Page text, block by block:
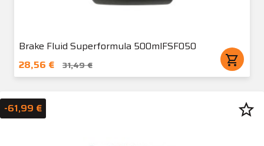
Brake Fluid Superformula 500mlFSF050
28,56 €
31,49 € shopping_cart
-61,99 € star_border